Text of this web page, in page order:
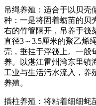
吊绳养殖：适合于以贝壳
种：一是将固着蛎苗的贝
右的竹管隔开，吊养于筏
直径3～3.5厘米的聚乙烯
壳，垂挂于浮筏上。一般
养。以湛江雷州湾东里镇
工业与生活污水流入，养
养殖。
插柱养殖：将粘着细细蚝